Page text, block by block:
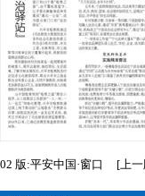
02 版:平安中国·窗口 [上一